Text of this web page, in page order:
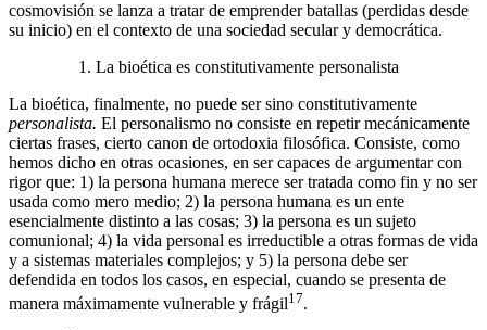
cosmovisión se lanza a tratar de emprender batallas (perdidas desde
su inicio) en el contexto de una sociedad secular y democrática.
La bioética es constitutivamente personalista
La bioética, finalmente, no puede ser sino constitutivamente
personalista. El personalismo no consiste en repetir mecánicamente
ciertas frases, cierto canon de ortodoxia filosófica. Consiste, como
hemos dicho en otras ocasiones, en ser capaces de argumentar con
rigor que: 1) la persona humana merece ser tratada como fin y no ser
usada como mero medio; 2) la persona humana es un ente
esencialmente distinto a las cosas; 3) la persona es un sujeto
comunional; 4) la vida personal es irreductible a otras formas de vida
y a sistemas materiales complejos; y 5) la persona debe ser
defendida en todos los casos, en especial, cuando se presenta de
manera máximamente vulnerable y frágil17.